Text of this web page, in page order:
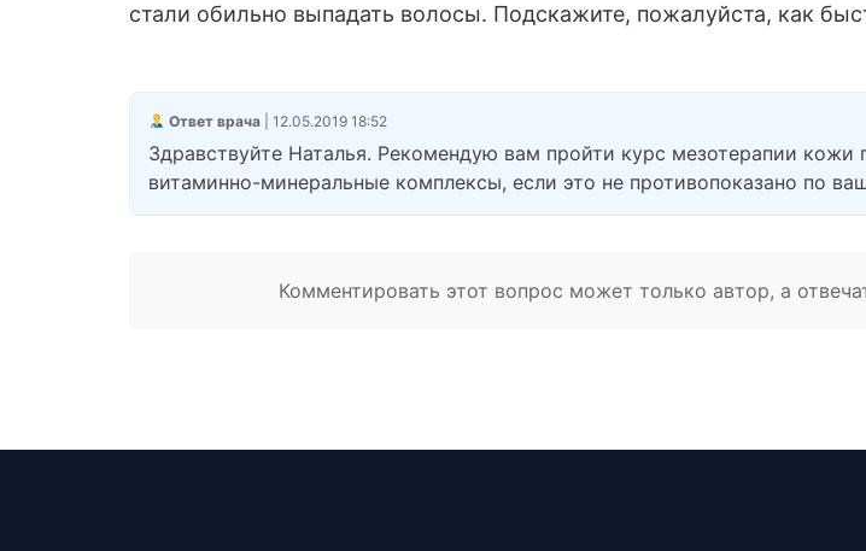
стали обильно выпадать волосы. Подскажите, пожалуйста, как
Ответ врача| 12.05.2019 18:52
Здравствуйте Наталья. Рекомендую вам пройти курс мезотерапии
витаминно-минеральные комплексы, если это не противопоказано по
Комментировать этот вопрос может только автор, а